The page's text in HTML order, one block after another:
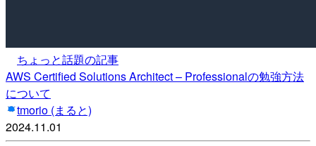
ちょっと話題の記事
AWS Certified Solutions Architect – Professionalの勉強方法
について
tmorio (まると)
2024.11.01